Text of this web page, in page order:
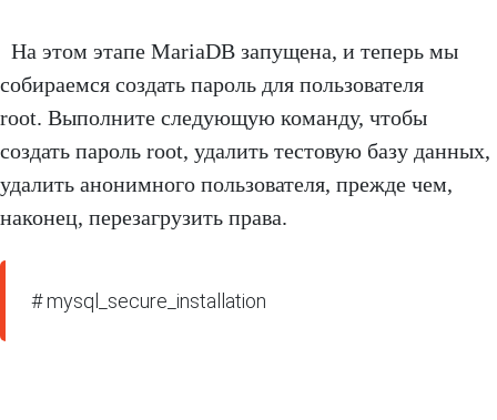
На этом этапе MariaDB запущена, и теперь мы
собираемся создать пароль для пользователя
root. Выполните следующую команду, чтобы
создать пароль root, удалить тестовую базу данных,
удалить анонимного пользователя, прежде чем,
наконец, перезагрузить права.
# mysql_secure_installation